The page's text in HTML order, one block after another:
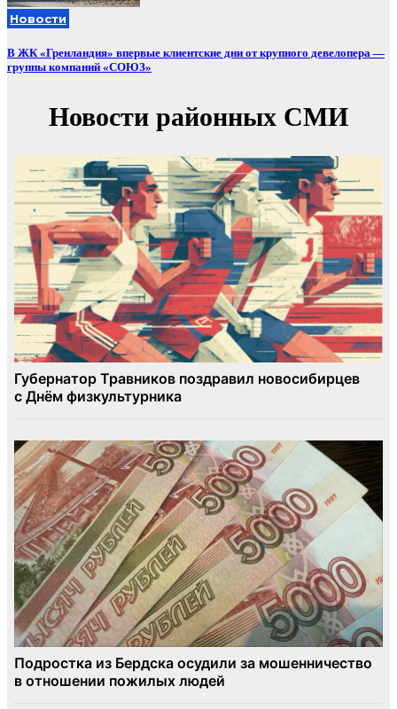
Новости
В ЖК «Гренландия» впервые клиентские дни от крупного девелопера —
группы компаний «СОЮЗ»